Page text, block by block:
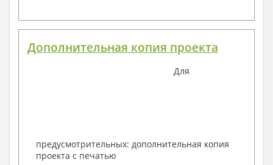
Дополнительная копия проекта
Для
предусмотрительных: дополнительная копия
проекта с печатью